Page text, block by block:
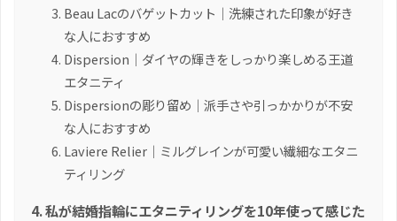
Beau Lacのバゲットカット｜洗練された印象が好き
な人におすすめ
Dispersion｜ダイヤの輝きをしっかり楽しめる王道
エタニティ
Dispersionの彫り留め｜派手さや引っかかりが不安
な人におすすめ
Laviere Relier｜ミルグレインが可愛い繊細なエタニ
ティリング
私が結婚指輪にエタニティリングを10年使って感じた